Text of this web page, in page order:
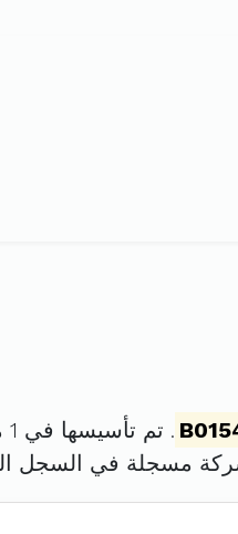
. تم تأسيسها في 1 مارس 2013 برأس مال قدره
مسجلة في السجل